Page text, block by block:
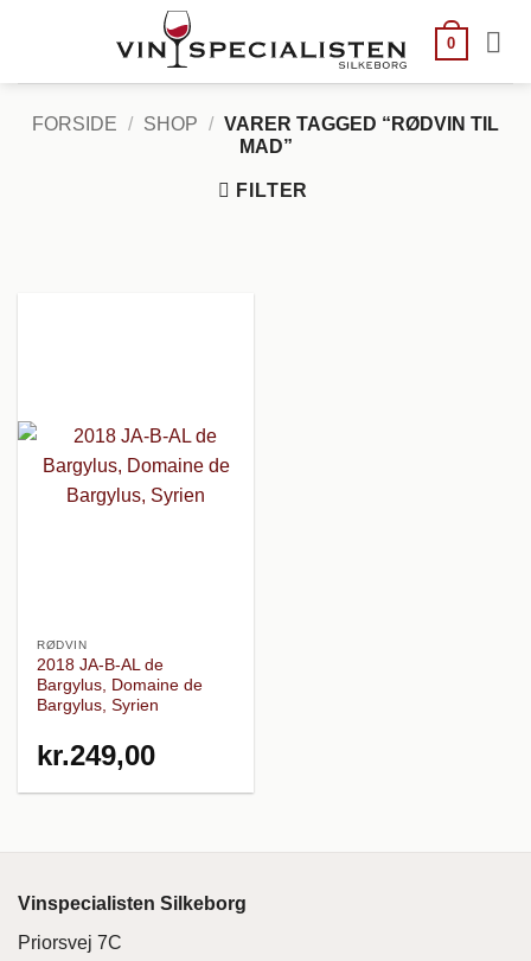
0
FORSIDE / SHOP / VARER TAGGED “RØDVIN TIL
MAD”
FILTER
RØDVIN
2018 JA-B-AL de
Bargylus, Domaine de
Bargylus, Syrien
kr.249,00
Vinspecialisten Silkeborg
Priorsvej 7C